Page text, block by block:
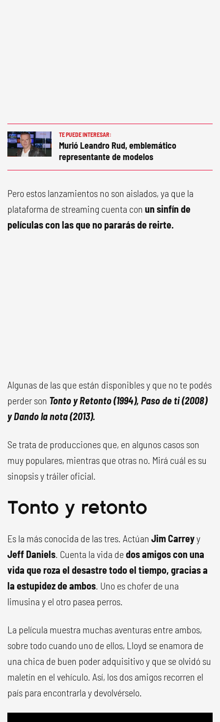
TE PUEDE INTERESAR:
Murió Leandro Rud, emblemático
representante de modelos
Pero estos lanzamientos no son aislados, ya que la
plataforma de streaming cuenta con un sinfín de
películas con las que no pararás de reirte.
Algunas de las que están disponibles y que no te podés
perder son Tonto y Retonto (1994), Paso de ti (2008)
y Dando la nota (2013).
Se trata de producciones que, en algunos casos son
muy populares, mientras que otras no. Mirá cuál es su
sinopsis y tráiler oficial.
Tonto y retonto
Es la más conocida de las tres. Actúan Jim Carreyy
Jeff Daniels. Cuenta la vida dedos amigos con una
vida que roza el desastre todo el tiempo, gracias a
la estupidez de ambos. Uno es chofer de una
limusina y el otro pasea perros.
La película muestra muchas aventuras entre ambos,
sobre todo cuando uno de ellos, Lloyd se enamora de
una chica de buen poder adquisitivo y que se olvidó su
maletín en el vehículo. Así, los dos amigos recorren el
país para encontrarla y devolvérselo.